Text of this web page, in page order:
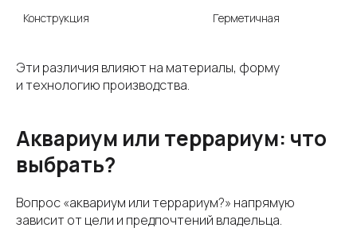
Конструкция
Герметичная
Эти различия влияют на материалы, форму
и технологию производства.
Аквариум или террариум: что
выбрать?
Вопрос «аквариум или террариум?» напрямую
зависит от цели и предпочтений владельца.